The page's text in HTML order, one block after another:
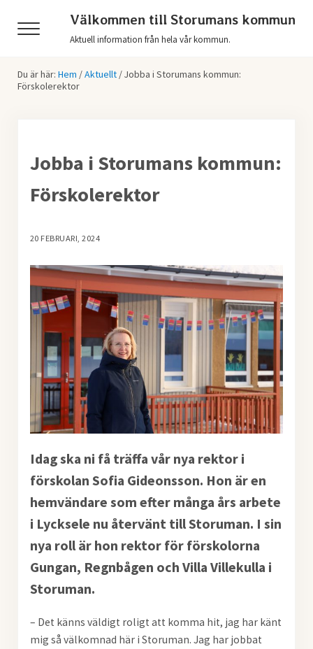
Menu
Välkommen till Storumans kommun
Aktuell information från hela vår kommun.
Du är här: Hem /Aktuellt /Jobba i Storumans kommun:
Förskolerektor
Jobba i Storumans kommun:
Förskolerektor
20 FEBRUARI, 2024
Idag ska ni få träffa vår nya rektor i
förskolan Sofia Gideonsson. Hon är en
hemvändare som efter många års arbete
i Lycksele nu återvänt till Storuman. I sin
nya roll är hon rektor för förskolorna
Gungan, Regnbågen och Villa Villekulla i
Storuman.
– Det känns väldigt roligt att komma hit, jag har känt
mig så välkomnad här i Storuman. Jag har jobbat